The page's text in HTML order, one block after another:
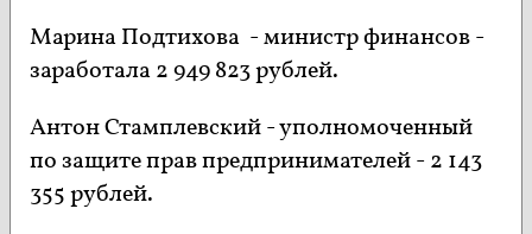
Марина Подтихова - министр финансов -
заработала 2 949 823 рублей.
Антон Стамплевский - уполномоченный
по защите прав предпринимателей - 2 143
355 рублей.